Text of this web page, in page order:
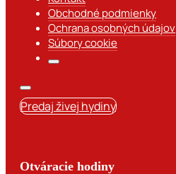
Obchodné podmienky
Ochrana osobných údajov
Súbory cookie
Predaj živej hydiny
Otváracie hodiny